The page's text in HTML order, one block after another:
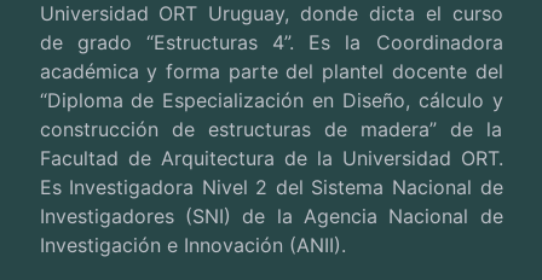
Universidad ORT Uruguay, donde dicta el curso
de grado “Estructuras 4”. Es la Coordinadora
académica y forma parte del plantel docente del
“Diploma de Especialización en Diseño, cálculo y
construcción de estructuras de madera” de la
Facultad de Arquitectura de la Universidad ORT.
Es Investigadora Nivel 2 del Sistema Nacional de
Investigadores (SNI) de la Agencia Nacional de
Investigación e Innovación (ANII).